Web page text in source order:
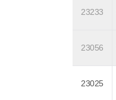
23233
23056
23025